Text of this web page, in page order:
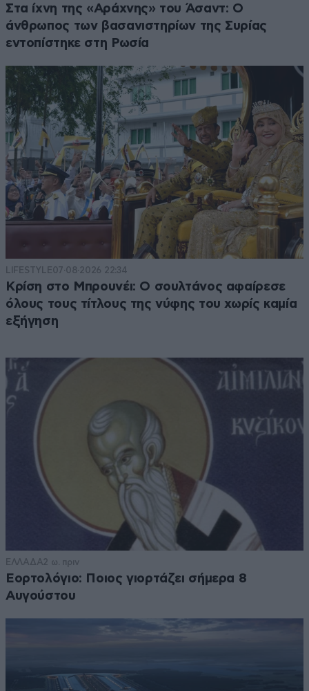
Στα ίχνη της «Αράχνης» του Άσαντ: Ο
άνθρωπος των βασανιστηρίων της Συρίας
εντοπίστηκε στη Ρωσία
LIFESTYLE07·08·2026 22:34
Κρίση στο Μπρουνέι: Ο σουλτάνος αφαίρεσε
όλους τους τίτλους της νύφης του χωρίς καμία
εξήγηση
ΕΛΛΑΔΑ2 ω. πριν
Εορτολόγιο: Ποιος γιορτάζει σήμερα 8
Αυγούστου